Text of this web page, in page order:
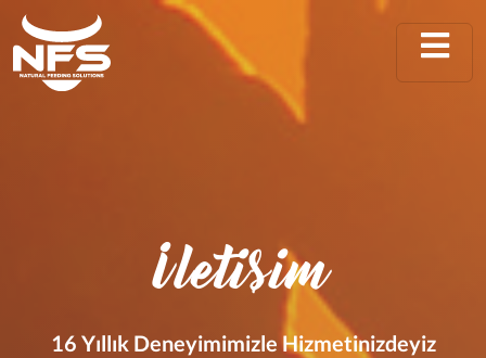
İletişim
16 Yıllık Deneyimimizle Hizmetinizdeyiz